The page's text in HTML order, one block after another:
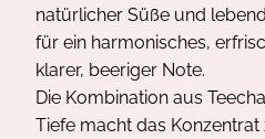
natürlicher Süße und
für ein harmonisches,
klarer, beeriger Note.
Die Kombination aus
Tiefe macht das